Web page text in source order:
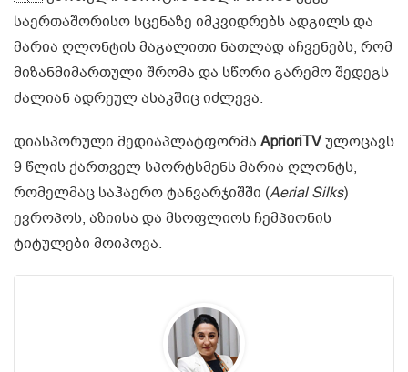
საერთაშორისო სცენაზე იმკვიდრებს ადგილს და
მარია ღლონტის მაგალითი ნათლად აჩვენებს, რომ
მიზანმიმართული შრომა და სწორი გარემო შედეგს
ძალიან ადრეულ ასაკშიც იძლევა.
დიასპორული მედიაპლატფორმა AprioriTVულოცავს
9 წლის ქართველ სპორტსმენს მარია ღლონტს,
რომელმაც საჰაერო ტანვარჯიშში (Aerial Silks)
ევროპოს, აზიისა და მსოფლიოს ჩემპიონის
ტიტულები მოიპოვა.